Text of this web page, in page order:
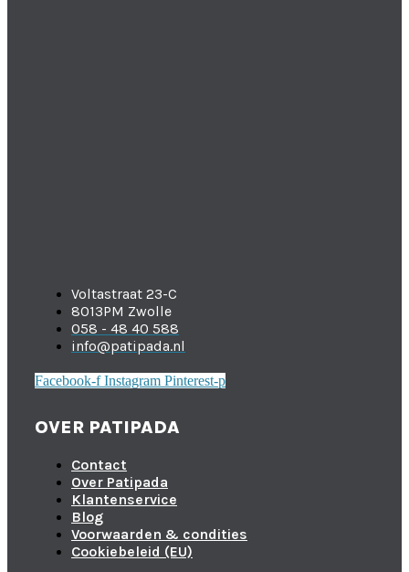
Voltastraat 23-C
8013PM Zwolle
058 - 48 40 588
info@patipada.nl
Facebook-f Instagram Pinterest-p
OVER PATIPADA
Contact
Over Patipada
Klantenservice
Blog
Voorwaarden & condities
Cookiebeleid (EU)